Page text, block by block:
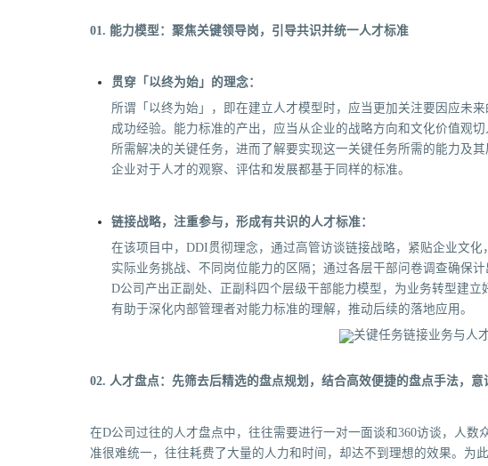
01. 能力模型：聚焦关键领导岗，引导共识并统一人才标准
贯穿「以终为始」的理念：
所谓「以终为始」，即在建立人才模型时，应当更加关注要因应未
成功经验。能力标准的产出，应当从企业的战略方向和文化价值观
所需解决的关键任务，进而了解要实现这一关键任务所需的能力及
企业对于人才的观察、评估和发展都基于同样的标准。
链接战略，注重参与，形成有共识的人才标准：
在该项目中，DDI贯彻理念，通过高管访谈链接战略，紧贴企业文
实际业务挑战、不同岗位能力的区隔；通过各层干部问卷调查确保
D公司产出正副处、正副科四个层级干部能力模型，为业务转型建
有助于深化内部管理者对能力标准的理解，推动后续的落地应用。
02. 人才盘点：先筛去后精选的盘点规划，结合高效便捷的盘点手法，
在D公司过往的人才盘点中，往往需要进行一对一面谈和360访谈，人
准很难统一，往往耗费了大量的人力和时间，却达不到理想的效果。为